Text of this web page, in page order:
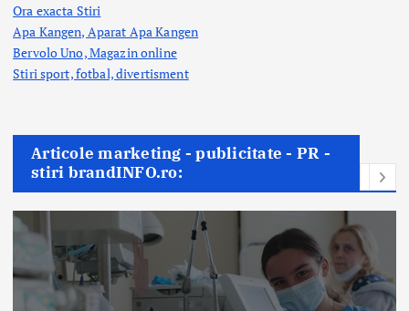
Ora exacta Stiri
Apa Kangen, Aparat Apa Kangen
Bervolo Uno, Magazin online
Stiri sport, fotbal,divertisment
Articole marketing - publicitate - PR -
stiri brandINFO.ro: